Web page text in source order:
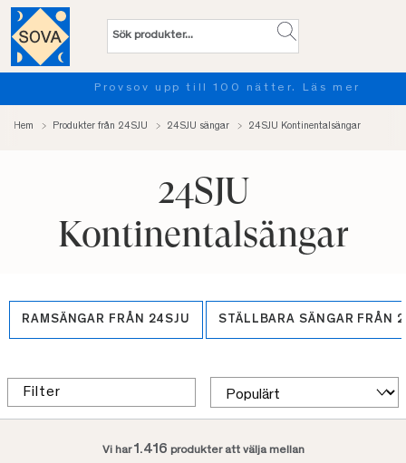
Provsov upp till 100 nätter. Läs mer
Hem Produkter från 24SJU 24SJU sängar 24SJU Kontinentalsängar
24SJU
Kontinentalsängar
RAMSÄNGAR FRÅN 24SJU STÄLLBARA SÄNGAR FRÅN
Filter
Vi har1.416 produkter att välja mellan